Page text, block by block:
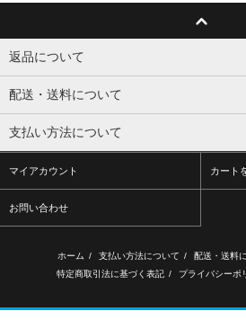
返品について
配送・送料について
支払い方法について
マイアカウント カート
お問い合わせ
ホーム / 支払い方法について / 配送・送料
特定商取引法に基づく表記 / プライバシーポ